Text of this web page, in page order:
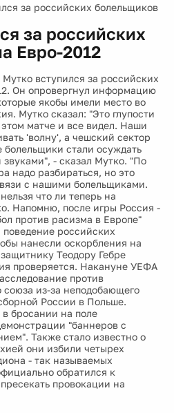
за российских болельщиков
за российских
Евро-2012
вступился за российских
Он опровергнул информацию
якобы имели место во
Мутко сказал: "Это глупости
матче и все видел. Наши
'волну', а чешский сектор
болельщики стали осуждать
- сказал Мутко. "По
надо разбираться, но это
с нашими болельщиками.
что ли теперь на
Напомню, после игры Россия -
против расизма в Европе"
российских
нанесли оскорбления на
Теодору Гебре
проверяется. Накануне УЕФА
против
союза из-за неподобающего
России в Польше.
бросании на поле
"баннеров с
Также стало известно о
они избили четырех
- так называемых
обратился к
провокации на